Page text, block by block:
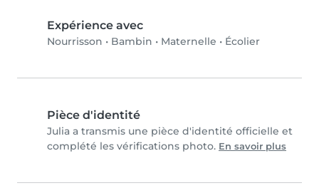
Expérience avec
Nourrisson • Bambin • Maternelle • Écolier
Pièce d'identité
Julia a transmis une pièce d'identité officielle et
complété les vérifications photo. En savoir plus